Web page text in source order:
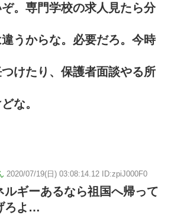
。専門学校の求人見たら分
うからな。必要だろ。今時
けたり、保護者面談やる所
な。
2020/07/19(日) 03:08:14.12 ID:zpiJ000F0
ルギーあるなら祖国へ帰って
ろよ…